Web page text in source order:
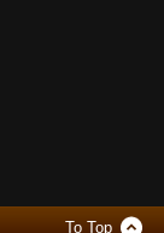
To Top